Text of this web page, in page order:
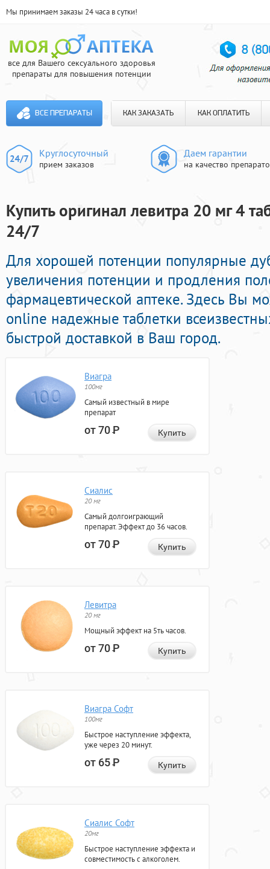
Мы принимаем заказы 24 часа в сутки!
все для Вашего сексуального здоровья
препараты для повышения потенции
ВСЕ ПРЕПАРАТЫ КАК ЗАКАЗАТЬ КАК ОПЛАТИТЬ
Круглосуточный
прием заказов
Даем гарантии
на качество
Купить оригинал левитра 20 мг 4
24/7
Для хорошей потенции популярные
увеличения потенции и продления
фармацевтической аптеке. Здесь Вы
online надежные таблетки
быстрой доставкой в Ваш город.
Виагра
100мг
Самый известный в мире
препарат
от 70Р Купить
Сиалис
20 мг
Самый долгоиграющий
препарат. Эффект до 36 часов.
от 70Р Купить
Левитра
20 мг
Мощный эффект на 5ть часов.
от 70Р Купить
Виагра Софт
100мг
Быстрое наступление эффекта,
уже через 20 минут.
от 65Р Купить
Сиалис Софт
20мг
Быстрое наступление эффекта и
совместимость с алкоголем.